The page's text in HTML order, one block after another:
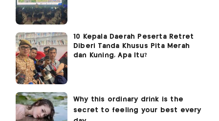
10 Kepala Daerah Peserta Retret
Diberi Tanda Khusus Pita Merah
dan Kuning, Apa Itu?